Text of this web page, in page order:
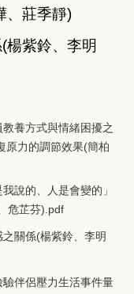
、莊季靜)
楊紫鈴、李明
養方式與情緒困擾之
原力的調節效果(簡柏
說的、人是會變的」
危芷芬).pdf
關係(楊紫鈴、李明
伴侶壓力生活事件量